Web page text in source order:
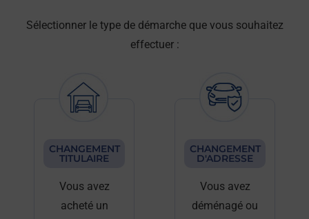
Sélectionner le type de démarche que vous souhaitez
effectuer :
CHANGEMENT
TITULAIRE
Vous avez
acheté un
CHANGEMENT
D'ADRESSE
Vous avez
déménagé ou